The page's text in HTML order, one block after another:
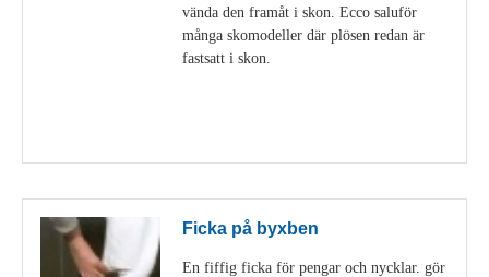
vända den framåt i skon. Ecco saluför
många skomodeller där plösen redan är
fastsatt i skon.
Ficka på byxben
En fiffig ficka för pengar och nycklar. gör